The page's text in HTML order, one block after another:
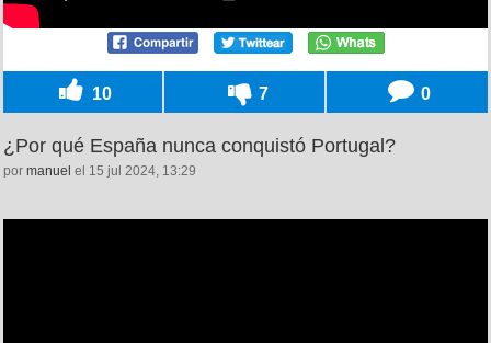
10 7 0
¿Por qué España nunca conquistó Portugal?
por manuel el 15 jul 2024, 13:29